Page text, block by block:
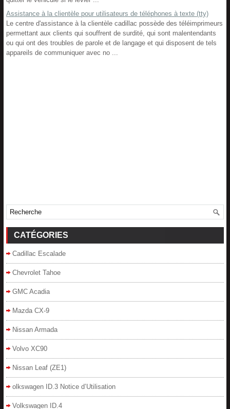
Assistance à la clientèle pour utilisateurs de téléphones à texte (tty)
Le centre d'assistance à la clientèle cadillac possède des téléimprimeurs
permettant aux clients qui souffrent de surdité, qui sont malentendants
ou qui ont des troubles de parole et de langage et qui disposent de tels
appareils de communiquer avec no ...
CATÉGORIES
Cadillac Escalade
Chevrolet Tahoe
GMC Acadia
Mazda CX-9
Nissan Armada
Volvo XC90
Nissan Leaf (ZE1)
olkswagen ID.3 Notice d’Utilisation
Volkswagen ID.4